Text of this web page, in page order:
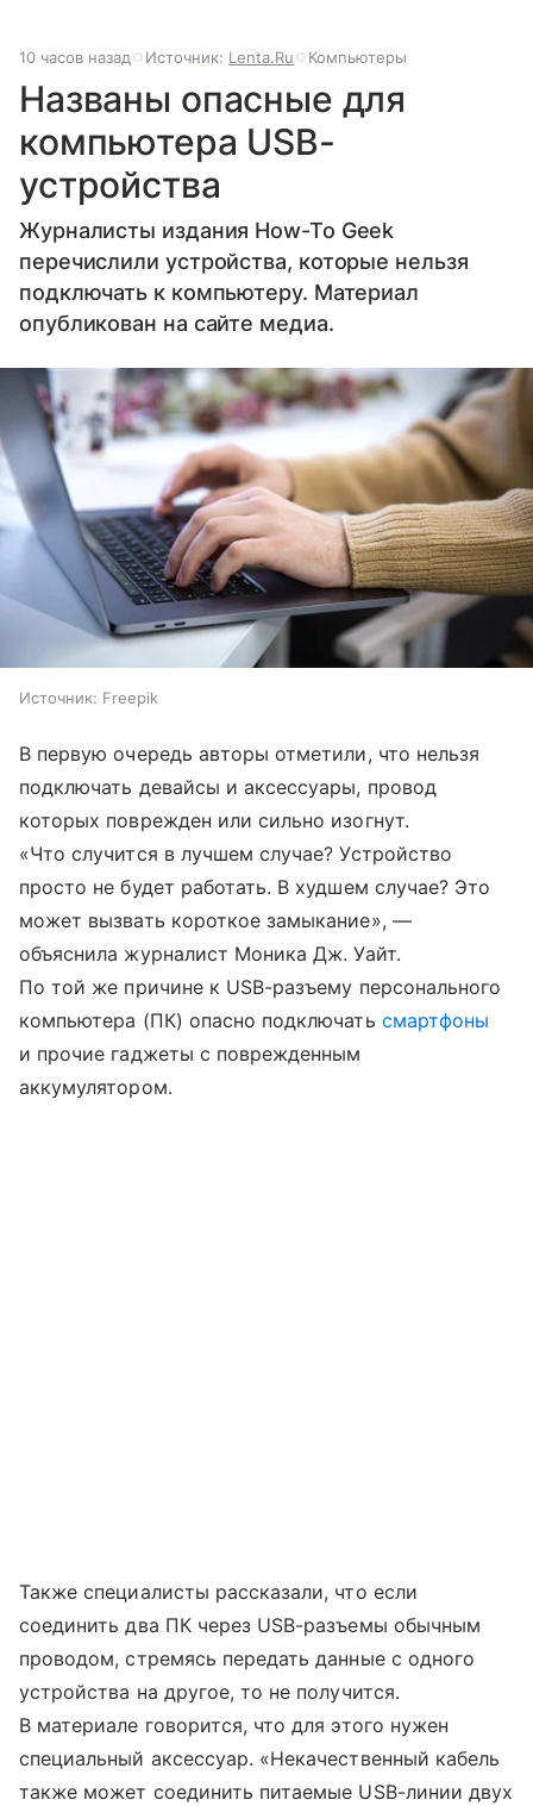
10 часов назад Источник: Lenta.Ru Компьютеры
Названы опасные для
компьютера USB-
устройства
Журналисты издания How-To Geek
перечислили устройства, которые нельзя
подключать к компьютеру. Материал
опубликован на сайте медиа.
Источник: Freepik
В первую очередь авторы отметили, что нельзя
подключать девайсы и аксессуары, провод
которых поврежден или сильно изогнут.
«Что случится в лучшем случае? Устройство
просто не будет работать. В худшем случае? Это
может вызвать короткое замыкание», —
объяснила журналист Моника Дж. Уайт.
По той же причине к USB-разъему персонального
компьютера (ПК) опасно подключать смартфоны
и прочие гаджеты с поврежденным
аккумулятором.
Также специалисты рассказали, что если
соединить два ПК через USB-разъемы обычным
проводом, стремясь передать данные с одного
устройства на другое, то не получится.
В материале говорится, что для этого нужен
специальный аксессуар. «Некачественный кабель
также может соединить питаемые USB-линии двух